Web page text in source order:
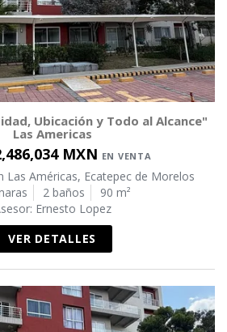
Ubicación y Todo al Alcance"
Las Americas
MXN EN VENTA
Las Américas, Ecatepec de Morelos
2 baños
90 m²
Ernesto Lopez
VER DETALLES